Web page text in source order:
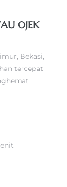
OJEK
Bekasi,
tercepat